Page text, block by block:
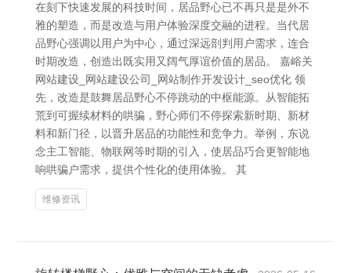
在刻下快速发展的科技时间，居品野心已不再只是是外不
雅的塑造，而是改造与用户体验深度交融的进程。当代居
品野心强调以用户为中心，通过深远剖判用户需求，连合
时期改造，创造出既实用又阔气厚谊价值的居品。 嘉峪关
网站建设_网站建设公司_网站制作开发设计_seo优化 领
先，改造是鼓舞居品野心不停跳动的中枢能源。从智能拓
荒到可握续材料的哄骗，野心师们不停探索新时期、新材
料和新门径，以晋升居品的功能性和竞争力。举例，东说
念主工智能、物联网等时期的引入，使居品巧合更智能地
响哄骗户需求，提供个性化的使用体验。 其
维修资讯